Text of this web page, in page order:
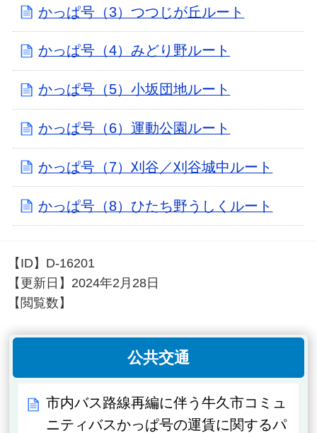
かっぱ号（3）つつじが丘ルート
かっぱ号（4）みどり野ルート
かっぱ号（5）小坂団地ルート
かっぱ号（6）運動公園ルート
かっぱ号（7）刈谷／刈谷城中ルート
かっぱ号（8）ひたち野うしくルート
【ID】 D-16201
【更新日】 2024年2月28日
【閲覧数】
公共交通
市内バス路線再編に伴う牛久市コミュ
ニティバスかっぱ号の運賃に関するパ